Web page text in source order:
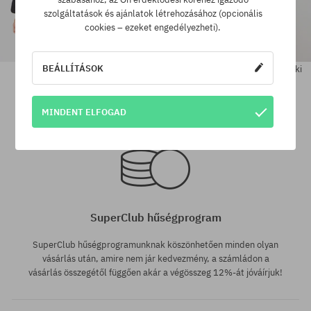
Elérhető méretek:
Helly Hansen Yu 23 Reversible
82370 Ft52130 Ft
Helly Hansen Patrol Parka Dzseki
146500 Ft44810 Ft
SuperClub hűségprogram
SuperClub hűségprogramunknak köszönhetően minden olyan
vásárlás után, amire nem jár kedvezmény, a számládon a
vásárlás összegétől függően akár a végösszeg 12%-át jóváírjuk!
szolgáltatások és ajánlatok létrehozásához (opcionális
cookies – ezeket engedélyezheti).
BEÁLLÍTÁSOK
MINDENT ELFOGAD